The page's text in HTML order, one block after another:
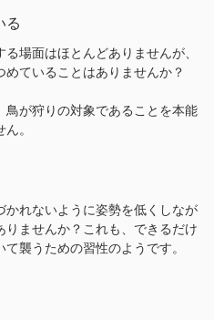
る
場面はほとんどありませんが、
ていることはありませんか？
が狩りの対象であることを本能
。
れないように姿勢を低くしなが
りませんか？これも、できるだけ
襲うための習性のようです。